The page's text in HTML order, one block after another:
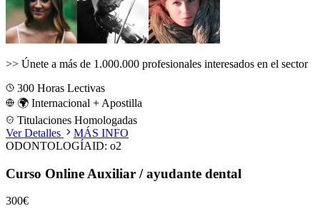
>> Únete a más de 1.000.000 profesionales interesados en el sector
300 Horas Lectivas
🌍 Internacional + Apostilla
Titulaciones Homologadas
Ver Detalles
MÁS INFO
ODONTOLOGÍAID: o2
Curso Online Auxiliar / ayudante dental
300€